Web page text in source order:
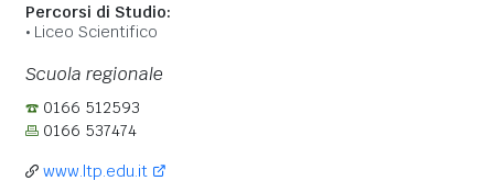
Percorsi di Studio:
Liceo Scientifico
Scuola regionale
0166 512593
0166 537474
www.ltp.edu.it